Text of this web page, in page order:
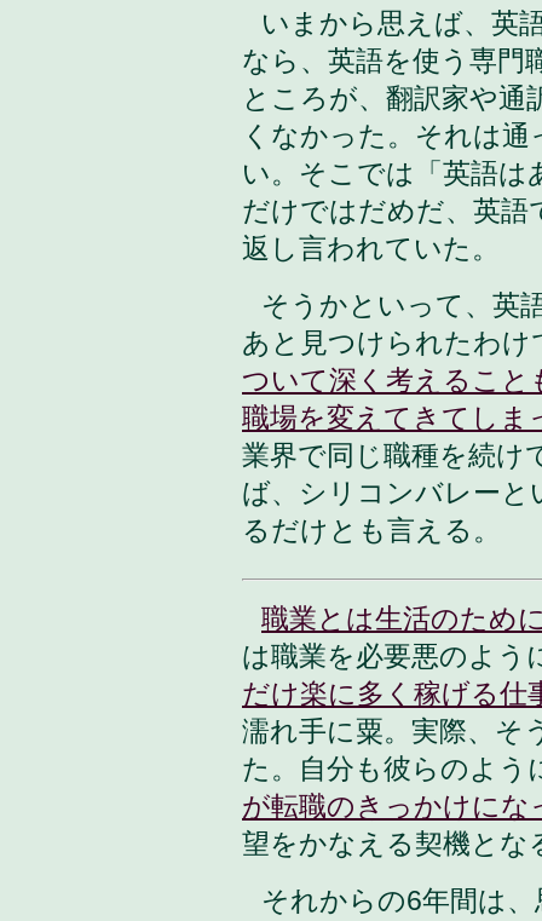
いまから思えば、英
なら、英語を使う専門
ところが、翻訳家や
くなかった。それは
い。そこでは「英語は
だけではだめだ、英語
返し言われていた。
そうかといって、英
あと見つけられたわ
ついて深く考えるこ
職場を変えてきてしま
業界で同じ職種を続け
ば、シリコンバレーと
るだけとも言える。
職業とは生活のため
は職業を必要悪のよう
だけ楽に多く稼げる仕
濡れ手に粟。実際、そ
た。自分も彼らのよう
が転職のきっかけにな
望をかなえる契機とな
それからの6年間は